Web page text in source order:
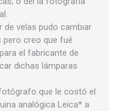
de velas pudo cambiar
pero creo que fué
el fabricante de
dichas lámparas
que le costó el
analógica Leica* a